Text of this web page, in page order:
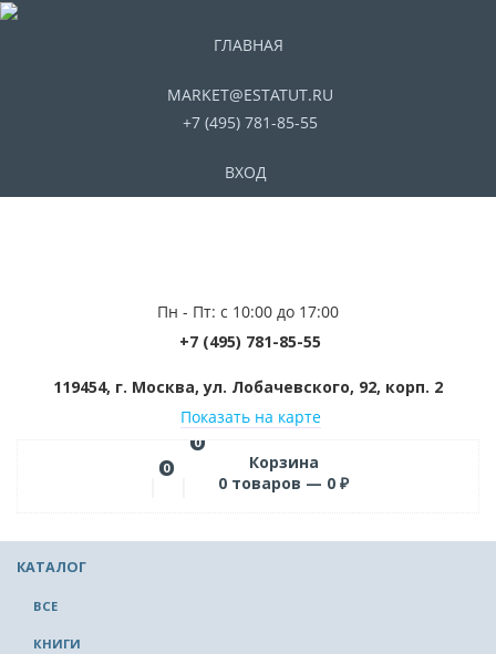
ГЛАВНАЯ
MARKET@ESTATUT.RU
+7 (495) 781-85-55
ВХОД
Пн - Пт: с 10:00 до 17:00
+7 (495) 781-85-55
119454, г. Москва, ул. Лобачевского, 92, корп. 2
Показать на карте
0
0
Корзина
0 товаров — 0 ₽
КАТАЛОГ
ВСЕ
КНИГИ